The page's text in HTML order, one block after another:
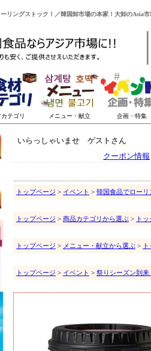
リングストック！／韓国卸市場の本家！大卸のAsia市
いらっしゃいませ ゲストさん
クーポン情報
トップページ > イベント > 韓国食品でローリ
トップページ > 商品カテゴリから選ぶ > ト
トップページ > メニュー・献立から選ぶ >
トップページ > イベント > 祭りシーズン到来